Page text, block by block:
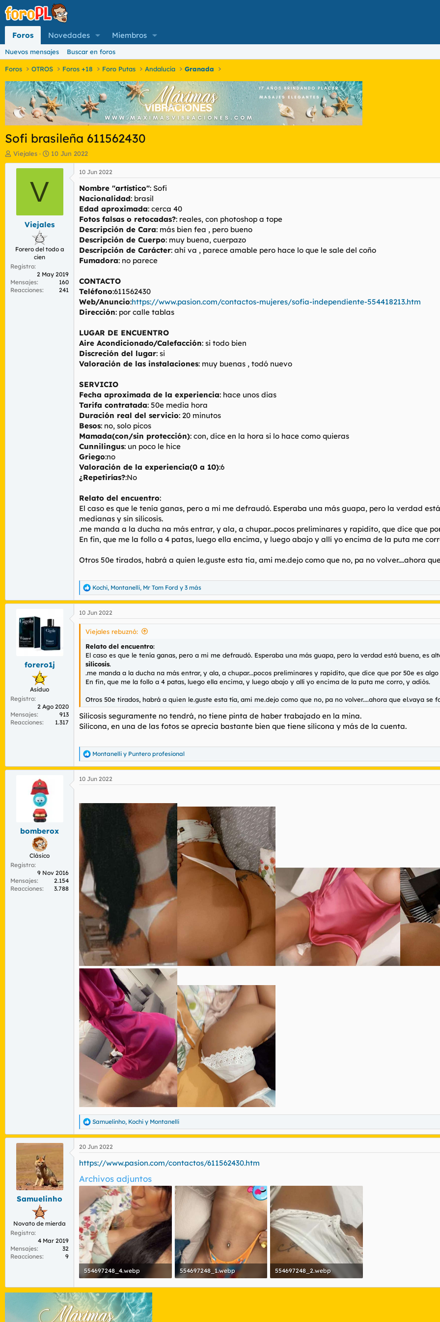
Foros Novedades Miembros
Nuevos mensajes Buscar en foros
Foros OTROS Foros +18 Foro Putas Andalucía Granada
Sofi brasileña 611562430
I
n
o
e
a
Viejales
F
e
c
i
n
i
10 Jun 2022
V
Viejales
Forero del todo a
cien
Registro
2 May 2019
Mensajes
160
Reacciones
241
10 Jun 2022
Nombre "artístico": Sofi
Nacionalidad: brasil
Edad aproximada: cerca 40
Fotos falsas o retocadas?: reales, con photoshop a tope
Descripción de Cara: más bien fea , pero bueno
Descripción de Cuerpo: muy buena, cuerpazo
Descripción de Carácter: ahí va , parece amable pero hace lo que le sale del coño
Fumadora: no parece
CONTACTO
Teléfono:611562430
Web/Anuncio:https://www.pasion.com/contactos-mujeres/sofia-independiente-554418213.htm
Dirección: por calle tablas
LUGAR DE ENCUENTRO
Aire Acondicionado/Calefacción: si todo bien
Discreción del lugar: si
Valoración de las instalaciones: muy buenas , todó nuevo
SERVICIO
Fecha aproximada de la experiencia: hace unos dias
Tarifa contratada: 50e media hora
Duración real del servicio: 20 minutos
Besos: no, solo picos
Mamada(con/sin protección): con, dice en la hora si lo hace como quieras
Cunnilingus: un poco le hice
Griego:no
Valoración de la experiencia(0 a 10):6
¿Repetirías?:No
Relato del encuentro:
El caso es que le tenía ganas, pero a mi me defraudó. Esperaba una más guapa, pero la verdad
medianas y sin silicosis.
.me manda a la ducha na más entrar, y ala, a chupar...pocos preliminares y rapidito, que dice que
En fin, que me la follo a 4 patas, luego ella encima, y luego abajo y allí yo encima de la puta me
Otros 50e tirados, habrá a quien le.guste esta tía, ami me.dejo como que no, pa no volver....ahora
R
e
a
c
c
Kochi, Montanelli, Mr Tom Ford y 3 más
forero1j
Asiduo
Registro
2 Ago 2020
Mensajes
913
Reacciones
1.317
10 Jun 2022
Viejales rebuznó:
Relato del encuentro:
El caso es que le tenía ganas, pero a mi me defraudó. Esperaba una más guapa, pero la verdad está buena, es
silicosis.
.me manda a la ducha na más entrar, y ala, a chupar...pocos preliminares y rapidito, que dice que por 50e es algo
En fin, que me la follo a 4 patas, luego ella encima, y luego abajo y allí yo encima de la puta me corro, y adiós.
Otros 50e tirados, habrá a quien le.guste esta tía, ami me.dejo como que no, pa no volver....ahora que el.vaya se
Silicosis seguramente no tendrá, no tiene pinta de haber trabajado en la mina.
Silicona, en una de las fotos se aprecia bastante bien que tiene silicona y más de la cuenta.
R
e
a
c
o
s
:
Montanelli y Puntero profesional
bomberox
Clásico
Registro
9 Nov 2016
Mensajes
2.154
Reacciones
3.788
10 Jun 2022
R
e
a
c
i
n
e
Samuelinho, Kochi y Montanelli
Samuelinho
Novato de mierda
Registro
4 Mar 2019
Mensajes
32
Reacciones
9
20 Jun 2022
https://www.pasion.com/contactos/611562430.htm
Archivos adjuntos
554697248_4.webp
141,6 KB · Visitas: 334
554697248_1.webp
162,5 KB · Visitas: 333
554697248_2.webp
119,3 KB · Visitas: 333